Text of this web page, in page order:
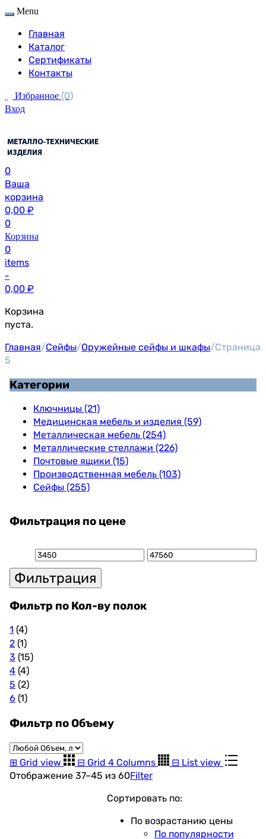
Menu
Главная
Каталог
Сертификаты
Контакты
Избранное (0)
Вход
0
Ваша
корзина
0,00 ₽
0
Корзина
0
items
-
0,00 ₽
Корзина
пуста.
Главная/Сейфы/Оружейные сейфы и шкафы/Страница
5
Категории
Ключницы (21)
Медицинская мебель и изделия (59)
Металлическая мебель (254)
Металлические стеллажи (226)
Почтовые ящики (15)
Производственная мебель (103)
Сейфы (255)
Фильтрация по цене
Минимальная
цена
Максимальная
Фильтрация
Фильтр по Кол-ву полок
1 (4)
2 (1)
3 (15)
4 (4)
5 (2)
6 (1)
Фильтр по Объему
⊞ Grid view ⊟ Grid 4 Columns ⊟ List view
Отображение 37–45 из 60Цены:
возрастанию
Filter
Сортировать по:
По возрастанию цены
По популярности